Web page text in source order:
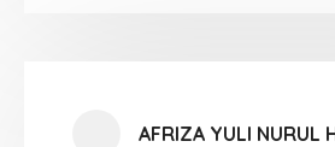
AFRIZA YULI NURUL